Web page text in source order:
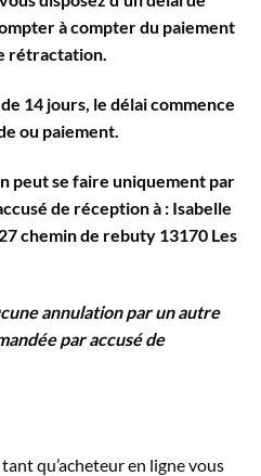
à compter du paiement
rétractation.
14 jours, le délai commence
ou paiement.
peut se faire uniquement par
de réception à : Isabelle
chemin de rebuty 13170 Les
annulation par un autre
par accusé de
tant qu’acheteur en ligne vous